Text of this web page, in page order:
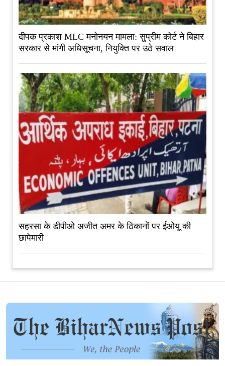
दीपक प्रकाश MLC मनोनयन मामला: सुप्रीम कोर्ट ने बिहार
सरकार से मांगी अधिसूचना, नियुक्ति पर उठे सवाल
सहरसा के डीपीओ अजीत अमर के ठिकानों पर ईओयू की
छापेमारी